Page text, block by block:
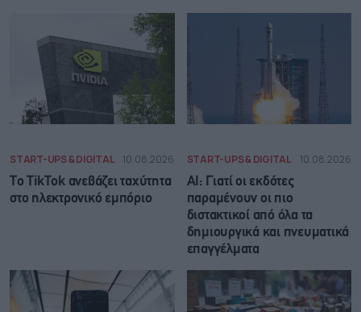
START-UPS & DIGITAL 10.08.2026
Το TikTok ανεβάζει ταχύτητα
στο ηλεκτρονικό εμπόριο
START-UPS & DIGITAL 10.08.2026
AI: Γιατί οι εκδότες
παραμένουν οι πιο
διστακτικοί από όλα τα
δημιουργικά και πνευματικά
επαγγέλματα